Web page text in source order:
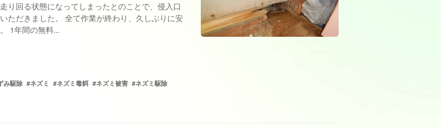
り回る状態になってしまったとのことで、侵入口
ただきました。 全て作業が終わり、久しぶりに安
1年間の無料...
み駆除 #ネズミ #ネズミ毒餌 #ネズミ被害 #ネズミ駆除